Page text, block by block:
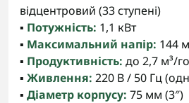
відцентровий (33 ступені)
▪️ Потужність: 1,1 кВт
▪️ Максимальний напір: 144 м
▪️ Продуктивність: до 2,7 м³/
▪️ Живлення: 220 В / 50 Гц
▪️ Діаметр корпусу: 75 мм (3″)